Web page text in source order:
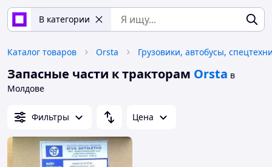
В категории
Каталог товаров Orsta Грузовики, автобусы,
Запасные части к тракторам Orsta в
Молдове
Фильтры Цена